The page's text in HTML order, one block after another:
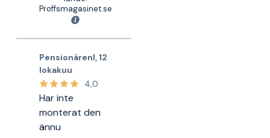
Proffsmagasinet.se
Pensionärenl 12
lokakuu
4,0
Har inte
monterat den
ännu